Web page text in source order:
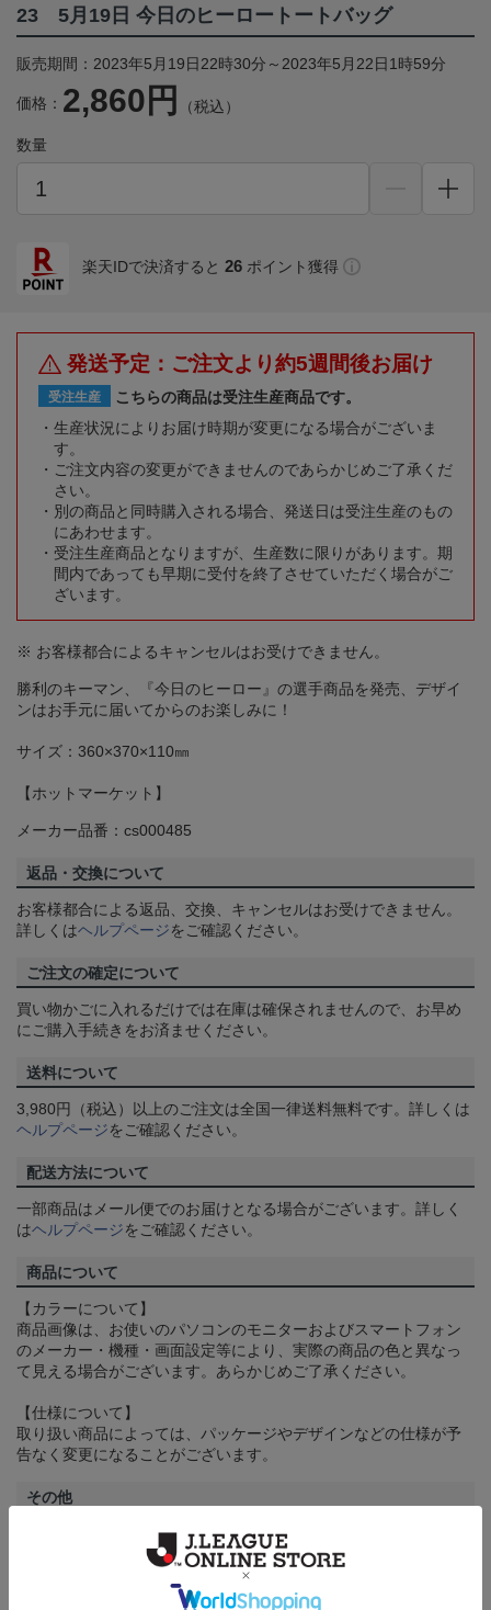
23 5月19日 今日のヒーロートートバッグ
販売期間：2023年5月19日22時30分～2023年5月22日1時59分
価格： 2,860円 （税込）
数量
楽天IDで決済すると 26 ポイント獲得
発送予定：ご注文より約5週間後お届け
受注生産
こちらの商品は受注生産商品です。
生産状況によりお届け時期が変更になる場合がございま
す。
ご注文内容の変更ができませんのであらかじめご了承くだ
さい。
別の商品と同時購入される場合、発送日は受注生産のもの
にあわせます。
受注生産商品となりますが、生産数に限りがあります。期
間内であっても早期に受付を終了させていただく場合がご
ざいます。
※ お客様都合によるキャンセルはお受けできません。
勝利のキーマン、『今日のヒーロー』の選手商品を発売、デザイ
ンはお手元に届いてからのお楽しみに！
サイズ：360×370×110㎜
【ホットマーケット】
メーカー品番：cs000485
返品・交換について
お客様都合による返品、交換、キャンセルはお受けできません。
詳しくはヘルプページをご確認ください。
ご注文の確定について
買い物かごに入れるだけでは在庫は確保されませんので、お早め
にご購入手続きをお済ませください。
送料について
3,980円（税込）以上のご注文は全国一律送料無料です。詳しくは
ヘルプページをご確認ください。
配送方法について
一部商品はメール便でのお届けとなる場合がございます。詳しく
はヘルプページをご確認ください。
商品について
【カラーについて】
商品画像は、お使いのパソコンのモニターおよびスマートフォン
のメーカー・機種・画面設定等により、実際の商品の色と異なっ
て見える場合がございます。あらかじめご了承ください。
【仕様について】
取り扱い商品によっては、パッケージやデザインなどの仕様が予
告なく変更になることがございます。
その他
ギフト対応について